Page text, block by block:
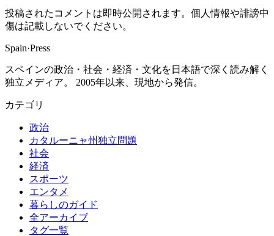
投稿されたコメントは即時公開されます。個人情報や誹謗中
傷は記載しないでください。
Spain·Press
スペインの政治・社会・経済・文化を日本語で深く読み解く
独立メディア。 2005年以来、現地から発信。
カテゴリ
政治
カタルーニャ州独立問題
社会
経済
スポーツ
エンタメ
暮らしのガイド
全アーカイブ
タグ一覧